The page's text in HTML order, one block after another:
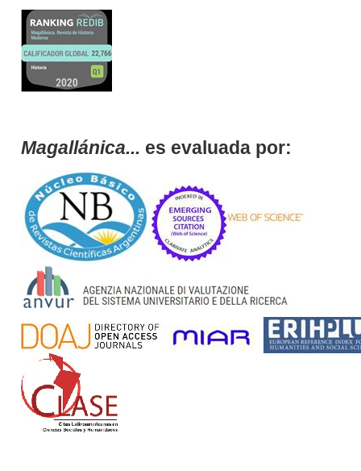
Magallánica... es evaluada por: